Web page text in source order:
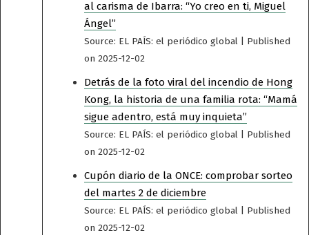
al carisma de Ibarra: “Yo creo en ti, Miguel
Ángel”
Source: EL PAÍS: el periódico global
Published
on 2025-12-02
Detrás de la foto viral del incendio de Hong
Kong, la historia de una familia rota: “Mamá
sigue adentro, está muy inquieta”
Source: EL PAÍS: el periódico global
Published
on 2025-12-02
Cupón diario de la ONCE: comprobar sorteo
del martes 2 de diciembre
Source: EL PAÍS: el periódico global
Published
on 2025-12-02